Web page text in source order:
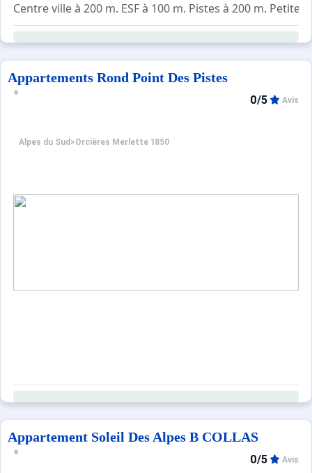
Centre ville à 200 m. ESF à 100 m. Pistes à 200 m.
Vue dégagée sur les montagnes.
Pistes de ski à 100 mètres à pieds de la résidence.
Proches commerces et restaurants - centre station.
Appartements Rond Point Des Pistes
Alpes du Sud >Orcières Merlette 1850
0/5 Avis
Appartement Soleil Des Alpes B COLLAS
0/5 Avis